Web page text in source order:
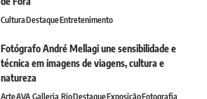
CulturaDestaqueEntretenimento
Fotógrafo André Mellagi une sensibilidade e
técnica em imagens de viagens, cultura e
natureza
ArteAVA Galleria RioDestaqueExposiçãoFotografia